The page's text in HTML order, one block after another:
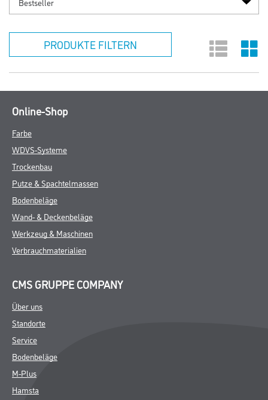
PRODUKTE FILTERN
Online-Shop
Farbe
WDVS-Systeme
Trockenbau
Putze & Spachtelmassen
Bodenbeläge
Wand- & Deckenbeläge
Werkzeug & Maschinen
Verbrauchmaterialien
CMS GRUPPE COMPANY
Über uns
Standorte
Service
Bodenbeläge
M-Plus
Hamsta